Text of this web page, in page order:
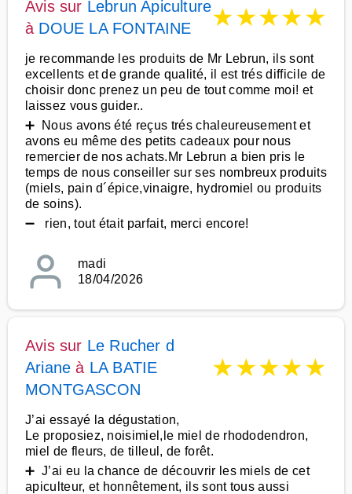
Avis sur Lebrun Apiculture
à DOUE LA FONTAINE ★★★★★
je recommande les produits de Mr Lebrun, ils sont
excellents et de grande qualité, il est trés difficile de
choisir donc prenez un peu de tout comme moi! et
laissez vous guider..
➕ Nous avons été reçus trés chaleureusement et
avons eu même des petits cadeaux pour nous
remercier de nos achats.Mr Lebrun a bien pris le
temps de nous conseiller sur ses nombreux produits
(miels, pain d´épice,vinaigre, hydromiel ou produits
de soins).
➖ rien, tout était parfait, merci encore!
madi
18/04/2026
Avis sur Le Rucher d
Ariane à LA BATIE
MONTGASCON
★★★★★
J’ai essayé la dégustation,
Le proposiez, noisimiel,le miel de rhododendron,
miel de fleurs, de tilleul, de forêt.
➕ J’ai eu la chance de découvrir les miels de cet
apiculteur, et honnêtement, ils sont tous aussi